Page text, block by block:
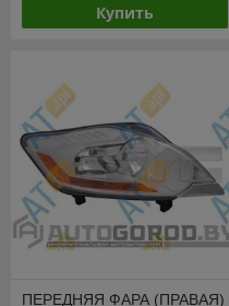
Купить
ПЕРЕДНЯЯ ФАРА (ПРАВАЯ)